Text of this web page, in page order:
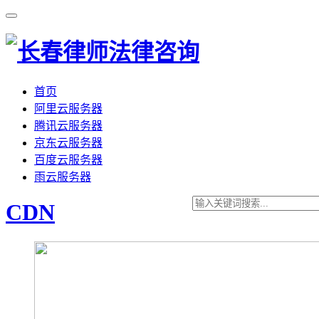
首页
阿里云服务器
腾讯云服务器
京东云服务器
百度云服务器
雨云服务器
CDN